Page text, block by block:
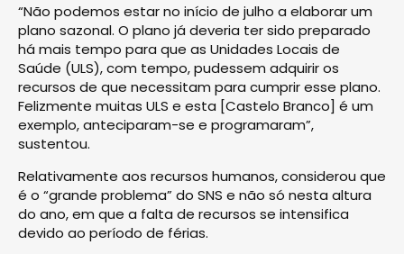
“Não podemos estar no início de julho a elaborar um
plano sazonal. O plano já deveria ter sido preparado
há mais tempo para que as Unidades Locais de
Saúde (ULS), com tempo, pudessem adquirir os
recursos de que necessitam para cumprir esse plano.
Felizmente muitas ULS e esta [Castelo Branco] é um
exemplo, anteciparam-se e programaram”,
sustentou.
Relativamente aos recursos humanos, considerou que
é o “grande problema” do SNS e não só nesta altura
do ano, em que a falta de recursos se intensifica
devido ao período de férias.